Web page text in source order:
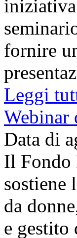
fornire
Leggi
Webinar
Data di
Il Fondo
sostiene
da
e